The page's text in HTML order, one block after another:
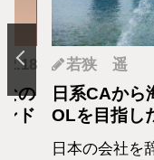
の
ド
若狭 遥
日系CAから
OLを目指し
日本の会社を